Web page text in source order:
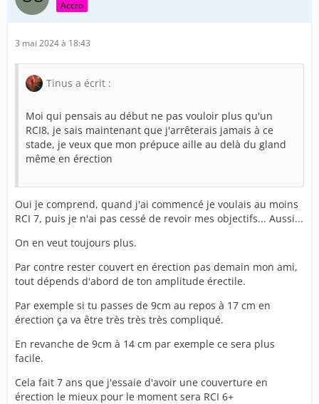
Accro
3 mai 2024 à 18:43
Tinus a écrit :
Moi qui pensais au début ne pas vouloir plus qu'un
RCI8, je sais maintenant que j'arrêterais jamais à ce
stade, je veux que mon prépuce aille au delà du gland
même en érection
Oui je comprend, quand j'ai commencé je voulais au moins
RCI 7, puis je n'ai pas cessé de revoir mes objectifs... Aussi...
On en veut toujours plus.
Par contre rester couvert en érection pas demain mon ami,
tout dépends d'abord de ton amplitude érectile.
Par exemple si tu passes de 9cm au repos à 17 cm en
érection ça va être très très très compliqué.
En revanche de 9cm à 14 cm par exemple ce sera plus
facile.
Cela fait 7 ans que j'essaie d'avoir une couverture en
érection le mieux pour le moment sera RCI 6+